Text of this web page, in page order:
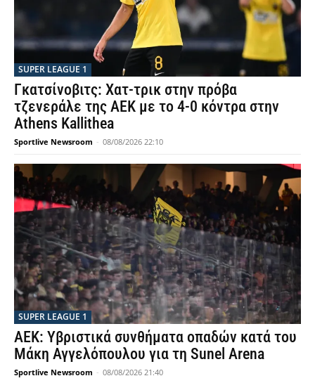
SUPER LEAGUE 1
Γκατσίνοβιτς: Χατ-τρικ στην πρόβα
τζενεράλε της ΑΕΚ με το 4-0 κόντρα στην
Athens Kallithea
Sportlive Newsroom - 08/08/2026 22:10
SUPER LEAGUE 1
ΑΕΚ: Υβριστικά συνθήματα οπαδών κατά του
Μάκη Αγγελόπουλου για τη Sunel Arena
Sportlive Newsroom - 08/08/2026 21:40